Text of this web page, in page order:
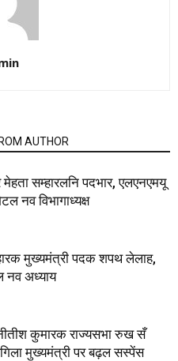
AUTHOR
सम्हारलनि पदभार, एलएनएमयू
नव विभागाध्यक्ष
मुख्यमंत्री पदक शपथ लेलाह,
नव अध्याय
नीतीश कुमारक राज्यसभा रुख सँ
मुख्यमंत्री पर बढ़ल सस्पेंस